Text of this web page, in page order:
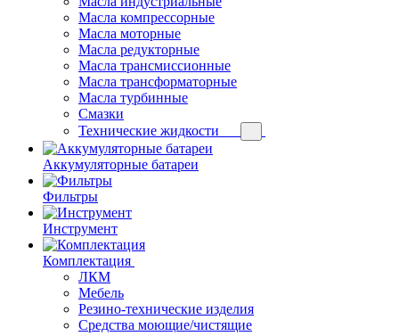
Масла компрессорные
Масла моторные
Масла редукторные
Масла трансмиссионные
Масла трансформаторные
Масла турбинные
Смазки
Технические жидкости
Аккумуляторные батареи
Фильтры
Инструмент
Комплектация
ЛКМ
Мебель
Резино-технические изделия
Средства моющие/чистящие